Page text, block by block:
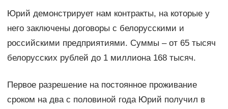
Юрий демонстрирует нам контракты, на которые у
него заключены договоры с белорусскими и
российскими предприятиями. Суммы – от 65 тысяч
белорусских рублей до 1 миллиона 168 тысяч.
Первое разрешение на постоянное проживание
сроком на два с половиной года Юрий получил в